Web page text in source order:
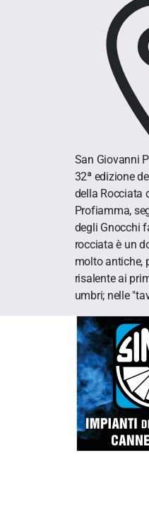
San Giovanni
32ª edizione
della Rocciata
Profiamma,
degli Gnocchi
rocciata è un
molto antiche,
risalente ai
umbri; nelle